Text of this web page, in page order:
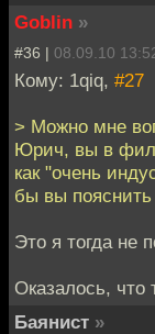
Goblin »
#36 | 08.09.10
Кому: 1qiq, #27
> Можно мне
Юрич, вы в
как "очень
бы вы пояснить
Это я тогда не
Оказалось, что
Баянист »